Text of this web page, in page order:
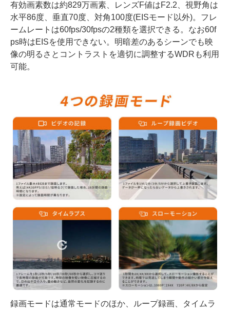
有効画素数は約829万画素、レンズF値はF2.2、視野角は
水平86度、垂直70度、対角100度(EISモード以外)。フレ
ームレートは60fps/30fpsの2種類を選択できる。なお60f
ps時はEISを使用できない。明暗差のあるシーンでも映
像の明るさとコントラストを適切に調整するWDRも利用
可能。
録画モードは通常モードのほか、ループ録画、タイムラ